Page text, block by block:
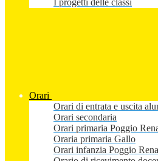
I progetti delle classi
Orari
Orari di entrata e uscita
Orari secondaria
Orari primaria Poggio
Oraria primaria Gallo
Orari infanzia Poggio